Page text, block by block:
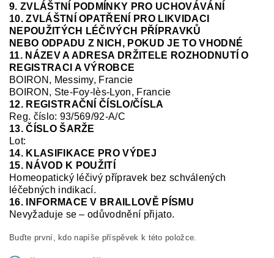
9. ZVLÁŠTNÍ PODMÍNKY PRO UCHOVÁVÁNÍ
10. ZVLÁŠTNÍ OPATŘENÍ PRO LIKVIDACI
NEPOUŽITÝCH LÉČIVÝCH PŘÍPRAVKŮ
NEBO ODPADU Z NICH, POKUD JE TO VHODNÉ
11. NÁZEV A ADRESA DRŽITELE ROZHODNUTÍ O
REGISTRACI A VÝROBCE
BOIRON, Messimy, Francie
BOIRON, Ste-Foy- lès-Lyon, Francie
12. REGISTRAČNÍ ČÍSLO/ČÍSLA
Reg. číslo: 93/569/92-A/C
13. ČÍSLO ŠARŽE
Lot:
14. KLASIFIKACE PRO VÝDEJ
15. NÁVOD K POUŽITÍ
Homeopatický léčivý přípravek bez schválených
léčebných indikací.
16. INFORMACE V BRAILLOVĚ PÍSMU
Nevyžaduje se – odůvodnění přijato.
Buďte první, kdo napíše příspěvek k této položce.